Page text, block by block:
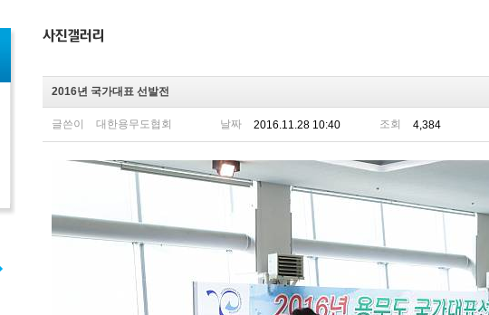
2016년 국가대표 선발전
글쓴이 대한용무도협회 날짜 2016.11.28 10:40 조회 4,384